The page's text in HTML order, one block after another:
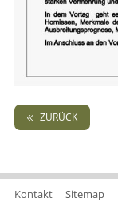
ZURÜCK
Kontakt Sitemap